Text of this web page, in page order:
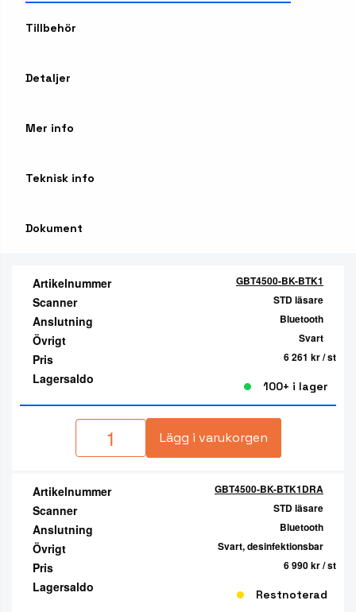
Tillbehör
Detaljer
Mer info
Teknisk info
Dokument
Artikelnummer GBT4500-BK-BTK1
Scanner STD läsare
Anslutning Bluetooth
Övrigt Svart
Pris 6 261 kr/ st
Lagersaldo 100+ i lager
Lägg i varukorgen
Artikelnummer GBT4500-BK-BTK1DRA
Scanner STD läsare
Anslutning Bluetooth
Övrigt Svart, desinfektionsbar
Pris 6 990 kr/ st
Lagersaldo Restnoterad